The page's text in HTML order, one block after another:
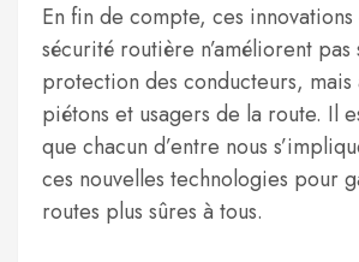
En fin de compte, ces
sécurité routière n’améliorent pas
protection des conducteurs, mais
piétons et usagers de la route. Il
que chacun d’entre nous
ces nouvelles technologies pour
routes plus sûres à tous.